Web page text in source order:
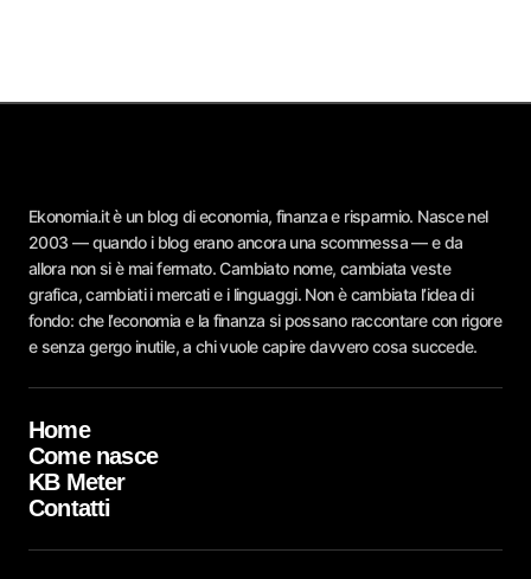
Ekonomia.it è un blog di economia, finanza e risparmio. Nasce nel
2003 — quando i blog erano ancora una scommessa — e da
allora non si è mai fermato. Cambiato nome, cambiata veste
grafica, cambiati i mercati e i linguaggi. Non è cambiata l’idea di
fondo: che l’economia e la finanza si possano raccontare con rigore
e senza gergo inutile, a chi vuole capire davvero cosa succede.
Home
Come nasce
KB Meter
Contatti